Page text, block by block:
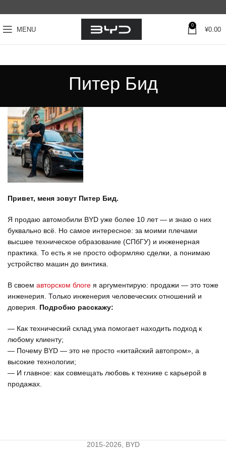
MENU
0
¥0.00
Питер Бид
Привет, меня зовут Питер Бид.
Я продаю автомобили BYD уже более 10 лет — и знаю о них
буквально всё. Но самое интересное: за моими плечами
высшее техническое образование (СПбГУ) и инженерная
практика. То есть я не просто оформляю сделки, а понимаю
устройство машин до винтика.
В своем авторском блоге я аргументирую: продажи — это тоже
инженерия. Только инженерия человеческих отношений и
доверия. Подробно расскажу:
— Как технический склад ума помогает находить подход к
любому клиенту;
— Почему BYD — это не просто «китайский автопром», а
высокие технологии;
— И главное: как совмещать любовь к технике с карьерой в
продажах.
2015-2026, BYD